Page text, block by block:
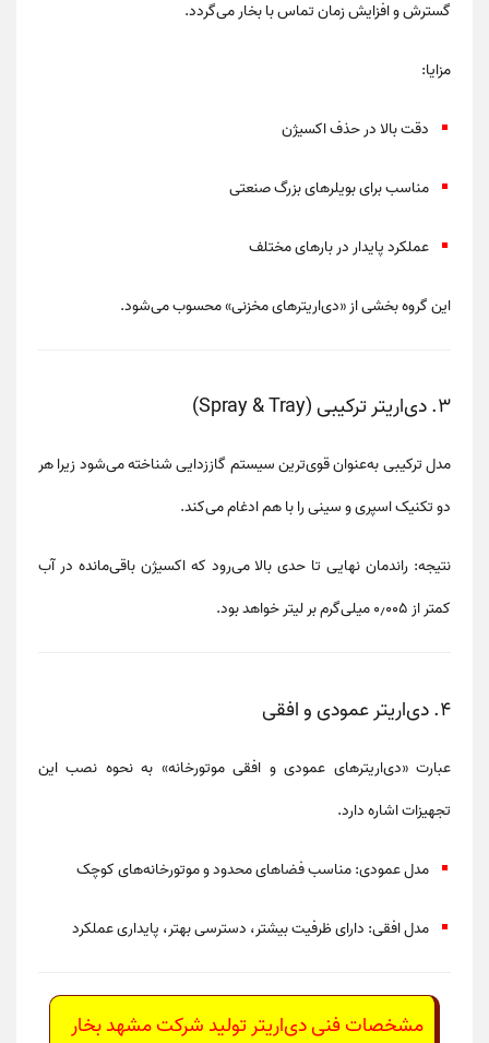
گسترش و افزایش زمان تماسبا بخار می‌گردد.
مزایا:
دقت بالا در حذف اکسیژن
مناسب برای بویلرهای بزرگ صنعتی
عملکرد پایدار در بارهای مختلف
این گروه بخشی از«دی‌اریترهای مخزنی»محسوب می‌شود.
۳. دی‌اریتر ترکیبی (Spray & Tray)
مدل ترکیبی به‌عنوانقوی‌ترین سیستم گاززداییشناخته می‌شود زیرا هر
دو تکنیک اسپری و سینی را با هم ادغام می‌کند.
نتیجه: راندمان نهایی تا حدی بالا می‌رود که اکسیژن باقی‌مانده در آب
کمتر از۰٫۰۰۵ میلی‌گرم بر لیتر خواهد بود.
۴. دی‌اریتر عمودی و افقی
عبارت«دی‌اریترهای عمودی و افقی موتورخانه» به نحوه نصب این
تجهیزات اشاره دارد.
مدل عمودی: مناسب فضاهای محدود و موتورخانه‌های کوچک
مدل افقی: دارای ظرفیت بیشتر، دسترسی بهتر، پایداری عملکرد
مشخصات فنی دی‌اریتر تولید شرکت مشهد بخار